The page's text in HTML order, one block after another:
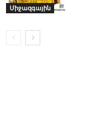
Միջազգային